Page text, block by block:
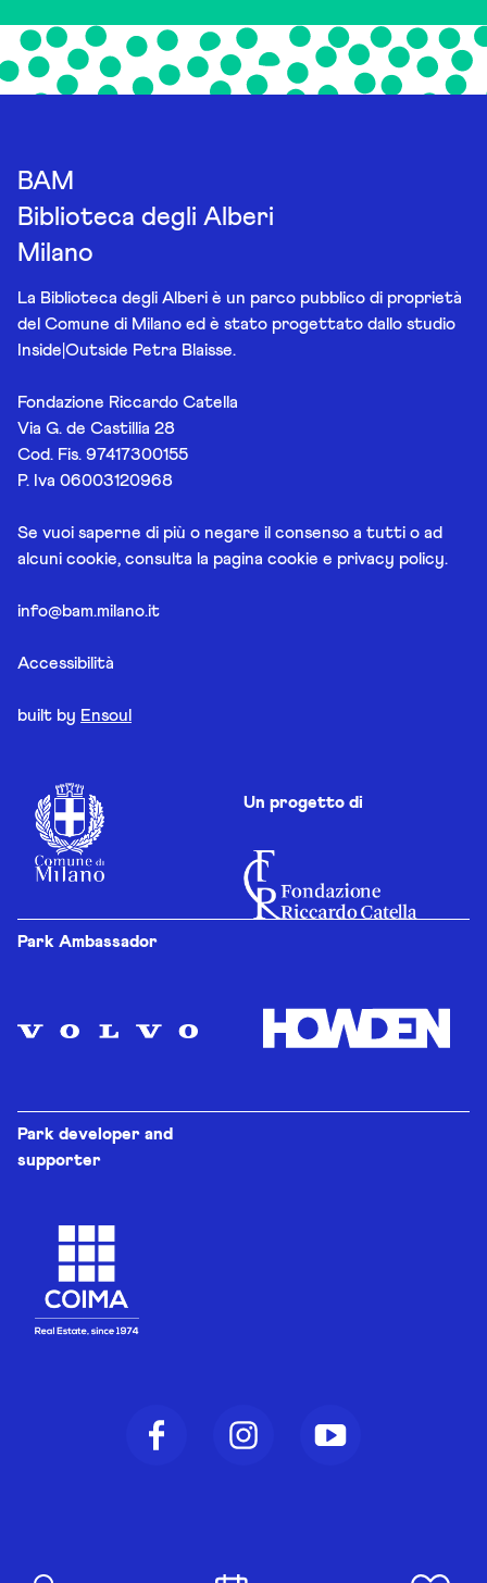
BAM
Biblioteca degli Alberi
Milano
La Biblioteca degli Alberi è un parco pubblico di proprietà
del Comune di Milano ed è stato progettato dallo studio
Inside|Outside Petra Blaisse.
Fondazione Riccardo Catella
Via G. de Castillia 28
Cod. Fis. 97417300155
P. Iva 06003120968
Se vuoi saperne di più o negare il consenso a tutti o ad
alcuni cookie, consulta la pagina cookie e privacy policy.
info@bam.milano.it
Accessibilità
built by Ensoul
Un progetto di
Park Ambassador
Park developer and
supporter